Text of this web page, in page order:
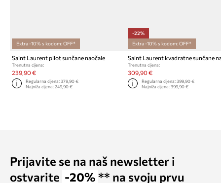
Extra -10% s kodom: OFF*
Saint Laurent pilot sunčane naočale
Trenutna cijena:
239,90 €
Regularna cijena:379,90 €
Najniža cijena:249,90 €
-22%
Extra -10% s kodom: OFF*
Saint Laurent kvadratne sunčane
Trenutna cijena:
309,90 €
Regularna cijena: 399,90 €
Najniža cijena: 399,90 €
Prijavite se na naš newsletter i
ostvarite -20% ** na svoju prvu